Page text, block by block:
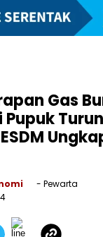
Gas
Pupuk
- Pewarta